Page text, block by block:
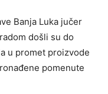
Banja Luka jučer
došli su do
u promet proizvode
pomenute